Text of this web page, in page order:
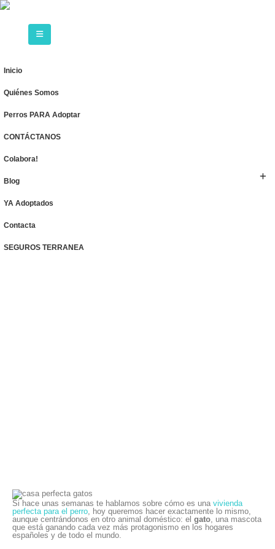
Inicio
Quiénes Somos
Perros PARA Adoptar
CONTÁCTANOS
Colabora!
Blog
YA Adoptados
Contacta
SEGUROS TERRANEA
Si hace unas semanas te hablamos sobre cómo es una vivienda
perfecta para el perro , hoy queremos hacer exactamente lo mismo,
aunque centrándonos en otro animal doméstico: el gato , una mascota
que está ganando cada vez más protagonismo en los hogares
españoles y de todo el mundo.